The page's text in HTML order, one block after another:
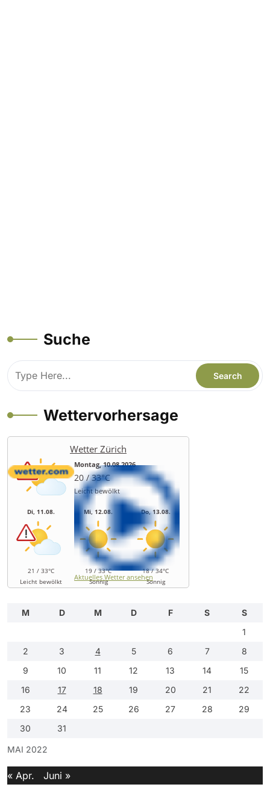
Suche
Wettervorhersage
Wetter Zürich
Montag, 10.08.2026
20 / 33°C
Leicht bewölkt
Di, 11.08.
21 / 33°C
Leicht bewölkt
Mi, 12.08.
19 / 33°C
Sonnig
Do, 13.08.
18 / 34°C
Sonnig
Aktuelles Wetter ansehen
MAI 2022
M D M D F S
S
1
2
3 4 5 6 7
8
9
10 11 12 13 14
15
16
17 18 19 20 21
22
23
24 25 26 27 28
29
30
31
« Apr. Juni »